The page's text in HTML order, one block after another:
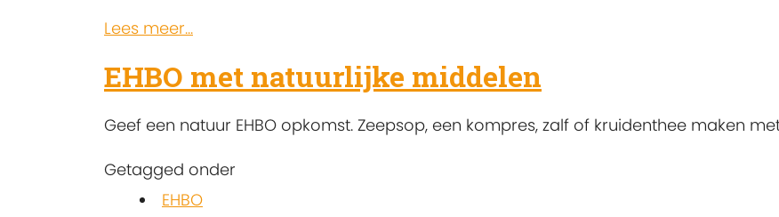
Lees meer...
EHBO met natuurlijke middelen
Geef een natuur EHBO opkomst. Zeepsop, een kompres, zalf of kruidenthee maken
Getagged onder
EHBO